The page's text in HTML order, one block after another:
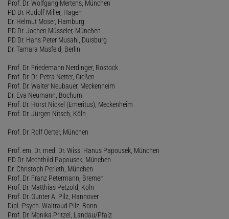
Prof. Dr. Wolfgang Mertens, München
PD Dr. Rudolf Miller, Hagen
Dr. Helmut Moser, Hamburg
PD Dr. Jochen Müsseler, München
PD Dr. Hans Peter Musahl, Duisburg
Dr. Tamara Musfeld, Berlin
Prof. Dr. Friedemann Nerdinger, Rostock
Prof. Dr. Dr. Petra Netter, Gießen
Prof. Dr. Walter Neubauer, Meckenheim
Dr. Eva Neumann, Bochum
Prof. Dr. Horst Nickel (Emeritus), Meckenheim
Prof. Dr. Jürgen Nitsch, Köln
Prof. Dr. Rolf Oerter, München
Prof. em. Dr. med. Dr. Wiss. Hanus Papousek, München
PD Dr. Mechthild Papousek, München
Dr. Christoph Perleth, München
Prof. Dr. Franz Petermann, Bremen
Prof. Dr. Matthias Petzold, Köln
Prof. Dr. Gunter A. Pilz, Hannover
Dipl.-Psych. Waltraud Pilz, Bonn
Prof. Dr. Monika Pritzel, Landau/Pfalz